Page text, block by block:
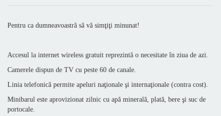
Pentru ca dumneavoastră să vă simţiţi minunat!
Accesul la internet wireless gratuit reprezintă o necesitate în ziua de azi.
Camerele dispun de TV cu peste 60 de canale.
Linia telefonică permite apeluri naţionale şi internaţionale (contra cost).
Minibarul este aprovizionat zilnic cu apă minerală, plată, bere şi suc de
portocale.